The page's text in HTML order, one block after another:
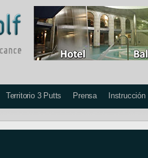
Territorio 3 Putts Prensa Instrucción